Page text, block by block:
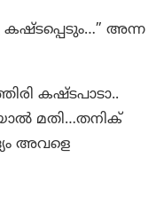
അന്ന
കഷ്ടപാടാ..
മതി…തനിക്
അവളെ